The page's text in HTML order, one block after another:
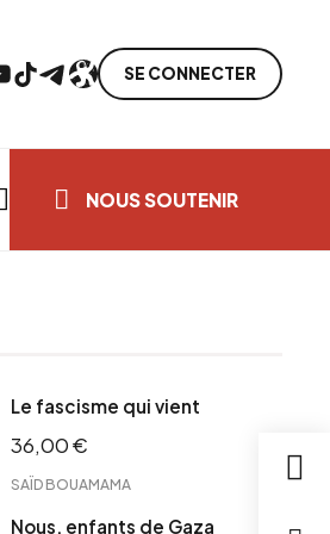
TikTok TelegramLien SE CONNECTER
NOUS SOUTENIR
Le fascisme qui vient
36,00€
SAÏD BOUAMAMA
Nous, enfants de Gaza